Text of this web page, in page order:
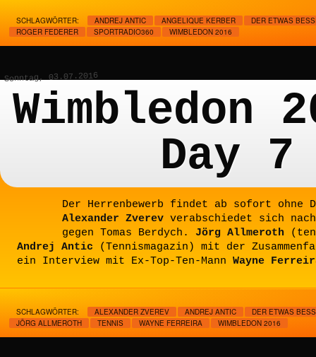
SCHLAGWÖRTER: ANDREJ ANTIC ANGELIQUE KERBER
DER ETWAS
ROGER FEDERER
SPORTRADIO360 WIMBLEDON 2016
Sonntag, 03.07.2016
Wimbledon
Day 7
Der Herrenbewerb findet ab sofort ohne
Alexander Zverev verabschiedet sich
gegen Tomas Berdych. Jörg Allmeroth
Andrej Antic (Tennismagazin) mit der
ein Interview mit Ex-Top-Ten-Mann Wayne
SCHLAGWÖRTER: ALEXANDER ZVEREV ANDREJ ANTIC
DER ETWAS
JÖRG ALLMEROTH
TENNIS WAYNE FERREIRA WIMBLEDON 2016